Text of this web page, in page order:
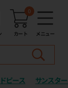
カート
0
メニュー
ピース サンスター